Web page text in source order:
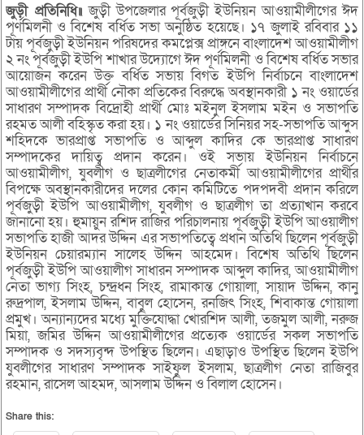
জুড়ী প্রতিনিধি॥জুড়ী উপজেলার পূর্বজুড়ী ইউনিয়ন আওয়ামীলীগের ঈদ
পূর্ণমিলনী ও বিশেষ বর্ধিত সভা অনুষ্ঠিত হয়েছে। ১৭ জুলাই রবিবার ১১
টায় পূর্বজুড়ী ইউনিয়ন পরিষদের কমপ্লেক্স প্রাঙ্গনে বাংলাদেশ আওয়ামীলীগ
২ নং পূর্বজুড়ী ইউপি শাখার উদ্যোগে ঈদ পূর্ণমিলনী ও বিশেষ বর্ধিত সভার
আয়োজন করেন উক্ত বর্ধিত সভায় বিগত ইউপি নির্বাচনে বাংলাদেশ
আওয়ামীলীগের প্রার্থী নৌকা প্রতিকের বিরুদ্ধে অবস্থানকারী ১ নং ওয়ার্ডের
সাধারণ সম্পাদক বিদ্রোহী প্রার্থী মোঃ মইনুল ইসলাম মইন ও সভাপতি
রহমত আলী বহিস্কৃত করা হয়। ১ নং ওয়ার্ডের সিনিয়র সহ-সভাপতি আব্দুস
শহিদকে ভারপ্রাপ্ত সভাপতি ও আব্দুল কাদির কে ভারপ্রাপ্ত সাধারণ
সম্পাদকের দায়িত্ব প্রদান করেন। ওই সভায় ইউনিয়ন নির্বাচনে
আওয়ামীলীগ, যুবলীগ ও ছাত্রলীগের নেতাকর্মী আওয়ামীলীগের প্রার্থীর
বিপক্ষে অবস্থানকারীদের দলের কোন কমিটিতে পদপদবী প্রদান করিলে
পূর্বজুড়ী ইউপি আওয়ামীলীগ, যুবলীগ ও ছাত্রলীগ তা প্রত্যাখান করবে
জানানো হয়। হুমায়ুন রশিদ রাজির পরিচালনায় পূর্বজুড়ী ইউপি আওয়ালীগ
সভাপতি হাজী আদর উদ্দিন এর সভাপতিত্বে প্রধান অতিথি ছিলেন পূর্বজুড়ী
ইউনিয়ন চেয়ারম্যান সালেহ উদ্দিন আহমেদ। বিশেষ অতিথি ছিলেন
পূর্বজুড়ী ইউপি আওয়ালীগ সাধারন সম্পাদক আব্দুল কাদির, আওয়ামীলীগ
নেতা ভাগ্য সিংহ, চন্দ্রধন সিংহ, রামাকান্ত গোয়ালা, সায়াদ উদ্দিন, কানু
রুদ্রপাল, ইসলাম উদ্দিন, বাবুল হোসেন, রনজিৎ সিংহ, শিবাকান্ত গোয়ালা
প্রমুখ। অন্যান্যদের মধ্যে মুক্তিযোদ্ধা খোরশিদ আলী, তজমুল আলী, নরুজ
মিয়া, জমির উদ্দিন আওয়ামীলীগের প্রত্যেক ওয়ার্ডের সকল সভাপতি
সম্পাদক ও সদস্যবৃন্দ উপস্থিত ছিলেন। এছাড়াও উপস্থিত ছিলেন ইউপি
যুবলীগের সাধারণ সম্পাদক সাইফুল ইসলাম, ছাত্রলীগ নেতা রাজিবুর
রহমান, রাসেল আহমদ, আসলাম উদ্দিন ও বিলাল হোসেন।
Share this: